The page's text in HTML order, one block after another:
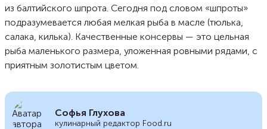
из балтийского шпрота. Сегодня под словом «шпроты»
подразумевается любая мелкая рыба в масле (тюлька,
салака, килька). Качественные консервы — это цельная
рыба маленького размера, уложенная ровными рядами, с
приятным золотистым цветом.
Софья Глухова
кулинарный редактор Food.ru